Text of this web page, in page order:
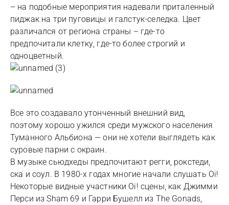
– на подобные мероприятия надевали приталенный
пиджак на три пуговицы и галстук-селедка. Цвет
различался от региона страны – где-то
предпочитали клетку, где-то более строгий и
одноцветный.
Все это создавало утонченный внешний вид,
поэтому хорошо ужился среди мужского населения
Туманного Альбиона — они не хотели выглядеть как
суровые парни с окраин.
В музыке сьюдхеды предпочитают регги, рокстеди,
ска и соул. В 1980-х годах многие начали слушать Oi!
Некоторые видные участники Oi! сцены, как Джимми
Перси из Sham 69 и Гарри Бушелл из The Gonads,